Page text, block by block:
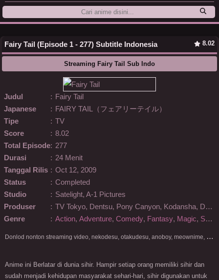
Fairy Tail (Episode 1 - 277) Subtitle Indonesia 8.02
Streaming Fairy Tail Sub Indo
Judul : Fairy Tail
Japanese
: FAIRY TAIL（フェアリーテイル）
Tipe
: TV
Score
: 8.02
Total Episode: 277
Durasi
: 24 Menit
Tanggal Rilis : Oct 12, 2009
Status
: Completed
Studio
: Satelight, A-1 Pictures
Produser
:
TV Tokyo, Dentsu, Pony Canyon, Kodansha, DAX Production, Sakura Create
Genre
: Action, Adventure, Comedy, Fantasy, Magic, Shounen
D
onlod nonton streaming video, nekodesu, otakudesu, anoboy, meownime, anitoki, meguminime, melody, oploverz, anoboy, nimegami, unduh, riie net, drivenime, myanimelist, MAL, kusonime, neonime, bstation, maxnime, Netflix, animeindo, anichin, crunchyroll, neonime, samehadaku, streaming, otakupoi, awsubs, anibatch, anikyojin, nekonime, kurogaze, zippyshare, vidio google drive, Muse Indonesia, kazefuri, iQIYI, Viu, Ani-One Asia, Animenonton, Otaku desu, Mangaku, Anibatch,Vidio, Genflix, Amazon Prime Video, 3GP, Mp4, 240p, Terlengkap.
Anime ini Berlatar di dunia sihir. Hampir setiap orang memiliki sihir dan
sudah menjadi kehidupan masyarakat sehari-hari, sihir digunakan untuk